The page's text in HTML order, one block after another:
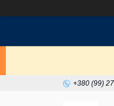
+380 (99)